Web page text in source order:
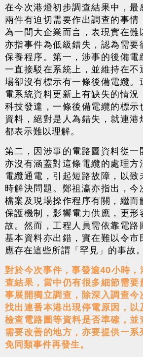
在今次港燈初步調查結果中，最
兩件有迫切需要作出調查的事情
為一間大企業而言，表現實在難
亦指事件為低級錯失，認為需要
保養程序。第一，涉事的後備電
一直接駁在系統上，並維持在不
場卻沒有標示有一條後備電纜。
電系統資料更新上有缺失的情況
科技發達，一條後備電纜的標示
資料，絕對是人為錯失，就連港
都表示難以理解。
第二，因涉事的電路圖資料從一
亦沒有涵蓋對這條電纜的處理方
電纜通電，引起短路故障，以致
時解決問題。鄭祖瀛亦指出，今
檔案及現場操作程序有關，繼而
保護機制，影響電力供應，更形
故。然而，工程人員需依靠電路
基本資料亦出錯，實在難以令市
應存在這些所謂「罕見」的事故。
對於今次事件，事發逾40小時
查結果，當中仍有很多細節需
事展開獨立調查，除深入調查今
找出連番本港出現停電原因，以
檢查電路圖等資料是否準確，
需要改善的地方，亦要提供一系
免同類事件再發生。